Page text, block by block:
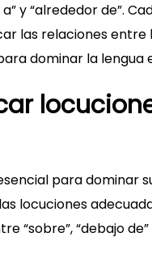
y “alrededor de”.
las relaciones
dominar la lengua
para dominar
locuciones
“debajo de”